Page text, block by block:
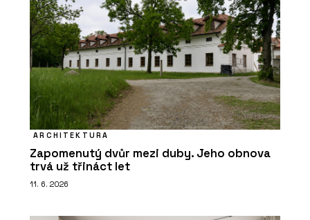
ARCHITEKTURA
Zapomenutý dvůr mezi duby. Jeho obnova
trvá už třináct let
11. 6. 2026